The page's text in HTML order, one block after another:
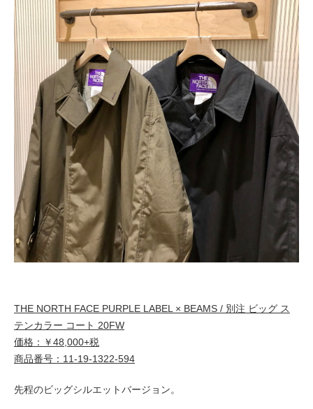
THE NORTH FACE PURPLE LABEL × BEAMS / 別注 ビッグ ス
テンカラー コート 20FW
価格：￥48,000+税
商品番号：11-19-1322-594
先程のビッグシルエットバージョン。